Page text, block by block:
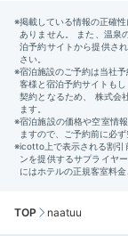
TOP naatuu